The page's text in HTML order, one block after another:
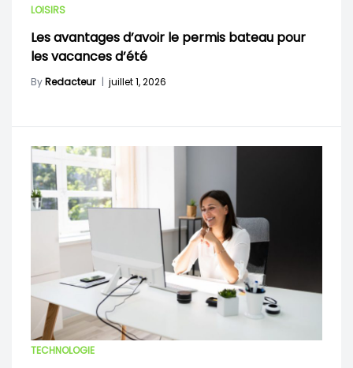
LOISIRS
Les avantages d’avoir le permis bateau pour
les vacances d’été
ByRedacteur | juillet 1, 2026
TECHNOLOGIE